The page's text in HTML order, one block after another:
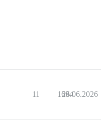
11 1694
26.06.2026